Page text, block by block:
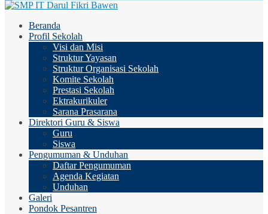
Beranda
Profil Sekolah
Visi dan Misi
Struktur Yayasan
Struktur Organisasi Sekolah
Komite Sekolah
Prestasi Sekolah
Ektrakurikuler
Sarana Prasarana
Direktori Guru & Siswa
Guru
Siswa
Pengumuman & Unduhan
Daftar Pengumuman
Agenda Kegiatan
Unduhan
Galeri
Pondok Pesantren